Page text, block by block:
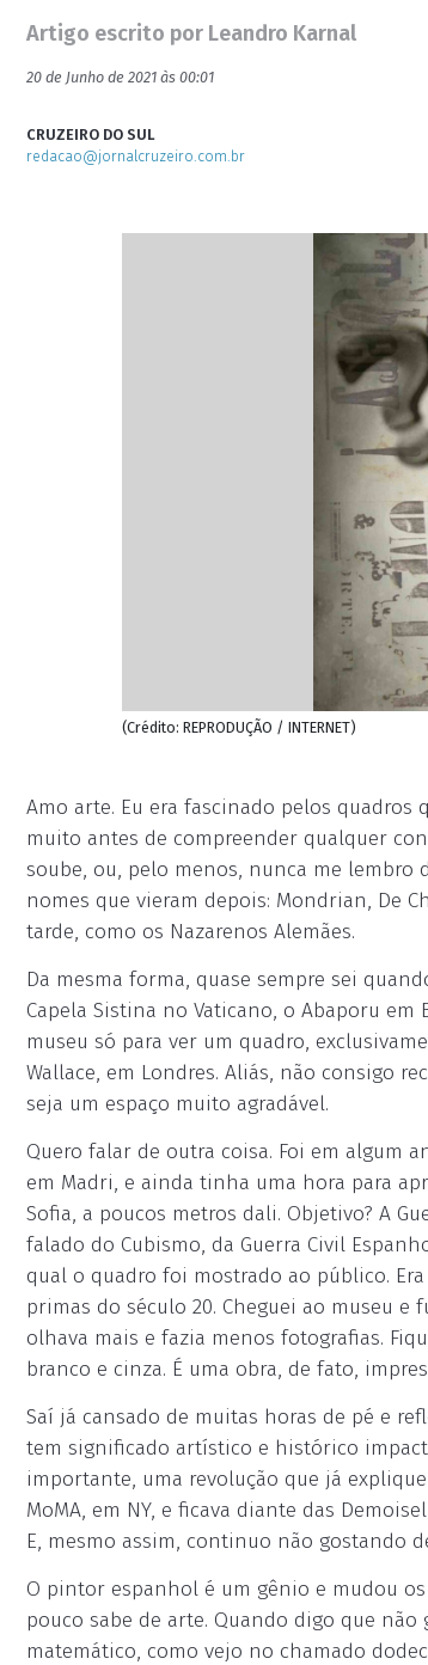
Artigo escrito por Leandro Karnal
20 de Junho de 2021 às 00:01
CRUZEIRO DO SUL
redacao@jornalcruzeiro.com.br
(Crédito: REPRODUÇÃO / INTERNET)
Amo arte. Eu era fascinado pelos quadros
muito antes de compreender qualquer
soube, ou, pelo menos, nunca me lembro
nomes que vieram depois: Mondrian, De
tarde, como os Nazarenos Alemães.
Da mesma forma, quase sempre sei
Capela Sistina no Vaticano, o Abaporu em
museu só para ver um quadro,
Wallace, em Londres. Aliás, não consigo
seja um espaço muito agradável.
Quero falar de outra coisa. Foi em algum
em Madri, e ainda tinha uma hora para
Sofia, a poucos metros dali. Objetivo? A
falado do Cubismo, da Guerra Civil
qual o quadro foi mostrado ao público.
primas do século 20. Cheguei ao museu e
olhava mais e fazia menos fotografias.
branco e cinza. É uma obra, de fato,
Saí já cansado de muitas horas de pé e
tem significado artístico e histórico
importante, uma revolução que já
MoMA, em NY, e ficava diante das
E, mesmo assim, continuo não gostando
O pintor espanhol é um gênio e mudou
pouco sabe de arte. Quando digo que
matemático, como vejo no chamado